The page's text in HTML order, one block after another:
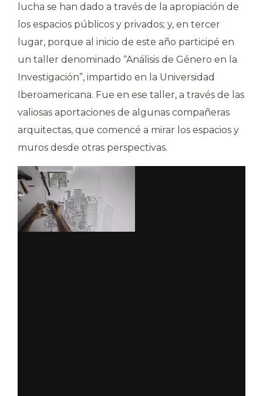
lucha se han dado a través de la apropiación de
los espacios públicos y privados; y, en tercer
lugar, porque al inicio de este año participé en
un taller denominado “Análisis de Género en la
Investigación”, impartido en la Universidad
Iberoamericana. Fue en ese taller, a través de las
valiosas aportaciones de algunas compañeras
arquitectas, que comencé a mirar los espacios y
muros desde otras perspectivas.